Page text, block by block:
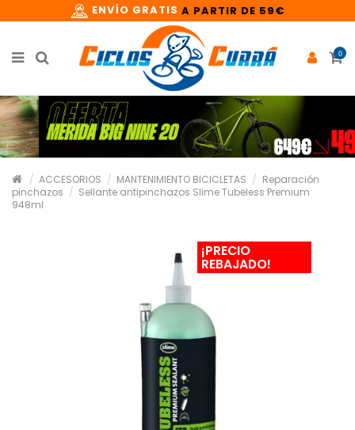
ENVÍO GRATIS A PARTIR DE 59€
0
ACCESORIOS MANTENIMIENTO BICICLETAS
Reparación
pinchazos
Sellante antipinchazos Slime Tubeless Premium
948ml
¡PRECIO
REBAJADO!